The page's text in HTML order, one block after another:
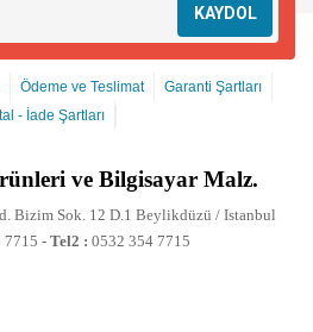
KAYDOL
Ödeme ve Teslimat
Garanti Şartları
- İade Şartları
ve Bilgisayar Malz.
Bizim Sok. 12 D.1 Beylikdüzü / Istanbul
7715 - Tel2 : 0532 354 7715